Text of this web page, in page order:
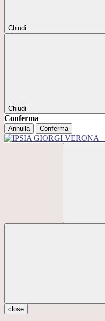
Chiudi
Chiudi
Conferma
Annulla Conferma
close